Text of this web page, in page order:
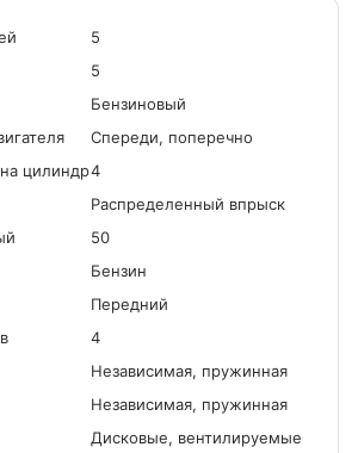
5
5
Бензиновый
Спереди, поперечно
цилиндр4
Распределенный впрыск
50
Бензин
Передний
4
Независимая, пружинная
Независимая, пружинная
Дисковые, вентилируемые